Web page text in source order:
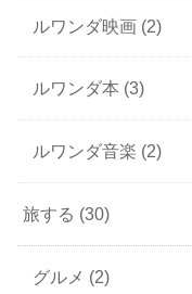
ルワンダ映画 (2)
ルワンダ本 (3)
ルワンダ音楽 (2)
旅する (30)
グルメ (2)